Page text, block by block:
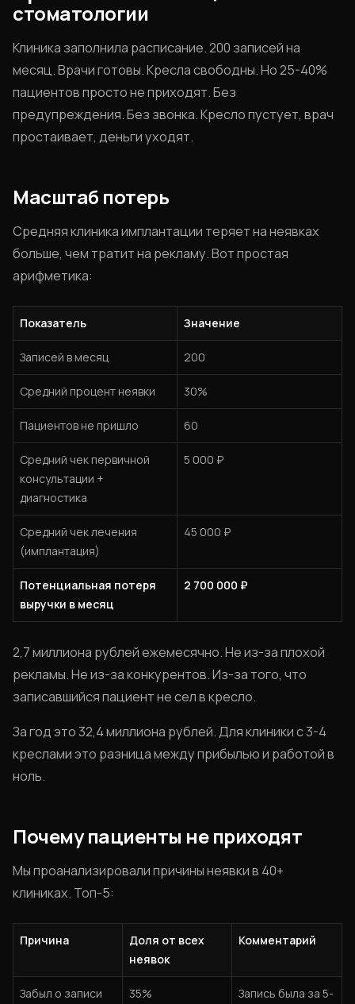
стоматологии
Клиника заполнила расписание. 200 записей на
месяц. Врачи готовы. Кресла свободны. Но 25-40%
пациентов просто не приходят. Без
предупреждения. Без звонка. Кресло пустует, врач
простаивает, деньги уходят.
Масштаб потерь
Средняя клиника имплантации теряет на неявках
больше, чем тратит на рекламу. Вот простая
арифметика:
Показатель Значение
Записей в месяц 200
Средний процент неявки 30%
Пациентов не пришло 60
Средний чек первичной
консультации +
диагностика
5 000 ₽
Средний чек лечения
(имплантация)
45 000 ₽
Потенциальная потеря
выручки в месяц
2 700 000 ₽
2,7 миллиона рублей ежемесячно. Не из-за плохой
рекламы. Не из-за конкурентов. Из-за того, что
записавшийся пациент не сел в кресло.
За год это 32,4 миллиона рублей. Для клиники с 3-4
креслами это разница между прибылью и работой в
ноль.
Почему пациенты не приходят
Мы проанализировали причины неявки в 40+
клиниках. Топ-5:
Причина
Доля от всех
неявок
Комментарий
Забыл о записи 35%
Запись была за 5-